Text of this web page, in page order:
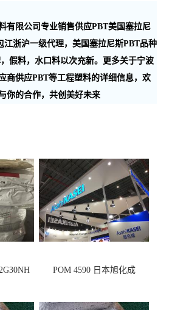
有限公司专业销售供应PBT美国塞拉尼
江浙沪一级代理，美国塞拉尼斯PBT品种
假料，水口料以次充新。更多关于宁波
商供应PBT等工程塑料的详细信息，欢
你的合作，共创美好未来
POM 4590 日本旭化成